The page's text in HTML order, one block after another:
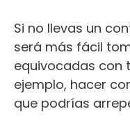
Si no llevas un
será más fácil
equivocadas con
ejemplo, hacer
que podrías